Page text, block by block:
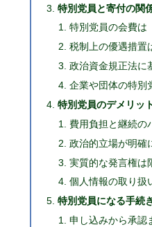
特別党員と寄付の関
特別党員の会費は
税制上の優遇措置
政治資金規正法に
企業や団体の特別
特別党員のデメリッ
費用負担と継続の
政治的立場が明確
実質的な発言権は
個人情報の取り扱
特別党員になる手続
申し込みから承認